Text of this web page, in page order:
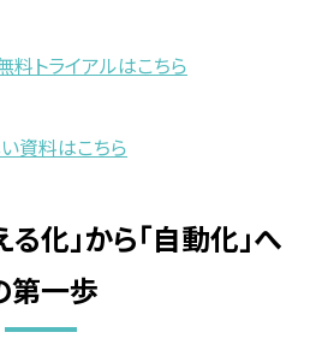
料トライアルはこちら
資料はこちら
化」から「自動化」へ
第一歩